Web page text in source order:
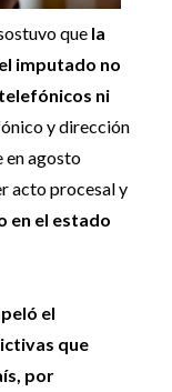
que la
imputado no
ni
y dirección
en agosto
acto procesal y
en el estado
el
que
por